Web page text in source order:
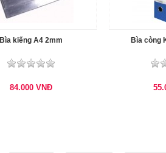
Bìa kiếng A4 2mm
84.000VNĐ
Bìa còng